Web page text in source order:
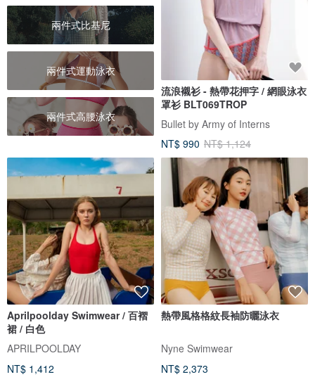
兩件式比基尼
兩件式運動泳衣
兩件式高腰泳衣
流浪襯衫 - 熱帶花押字 / 網眼泳衣
罩衫 BLT069TROP
Bullet by Army of Interns
NT$ 990 NT$ 1,124
Aprilpoolday Swimwear / 百褶
裙 / 白色
APRILPOOLDAY
NT$ 1,412
熱帶風格格紋長袖防曬泳衣
Nyne Swimwear
NT$ 2,373